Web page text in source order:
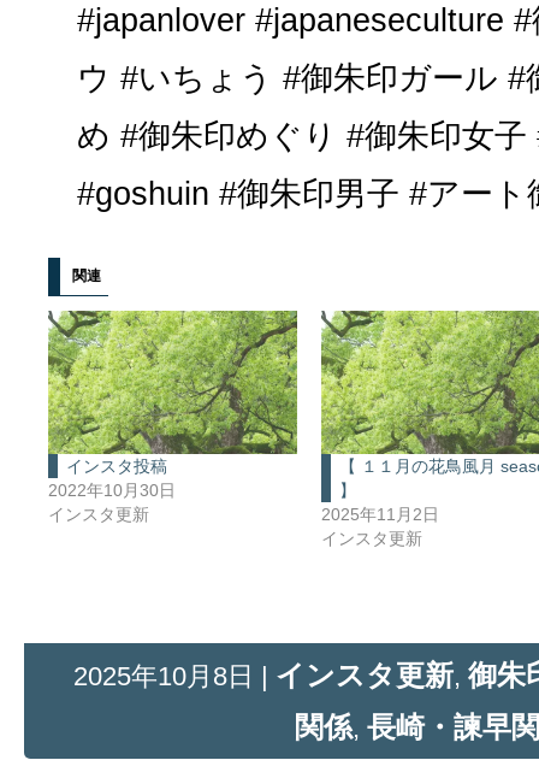
#japanlover #japaneseculture
ウ #いちょう #御朱印ガール #
め #御朱印めぐり #御朱印女
#goshuin #御朱印男子 #アート
関連
インスタ投稿
2022年10月30日
インスタ更新
【 １１月の花鳥風月
】
2025年11月2日
インスタ更新
2025年10月8日 | インスタ更新, 御朱
関係, 長崎・諫早